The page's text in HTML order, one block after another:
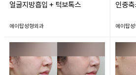
얼굴지방흡입 + 턱보톡스
에이탑성형외과
인중축
에이탑